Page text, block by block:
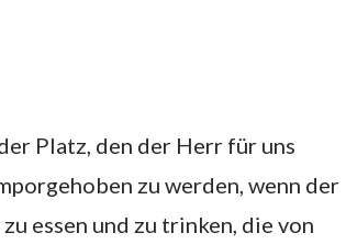
Platz, den der Herr für uns
zu werden, wenn der
essen und zu trinken, die von